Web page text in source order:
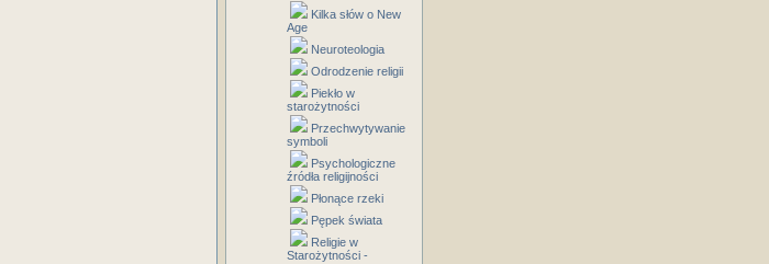
Kilka słów o New
Age
Neuroteologia
Odrodzenie religii
Piekło w
starożytności
Przechwytywanie
symboli
Psychologiczne
źródła religijności
Płonące rzeki
Pępek świata
Religie w
Starożytności -